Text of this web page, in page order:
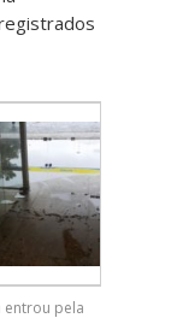
entrou pela